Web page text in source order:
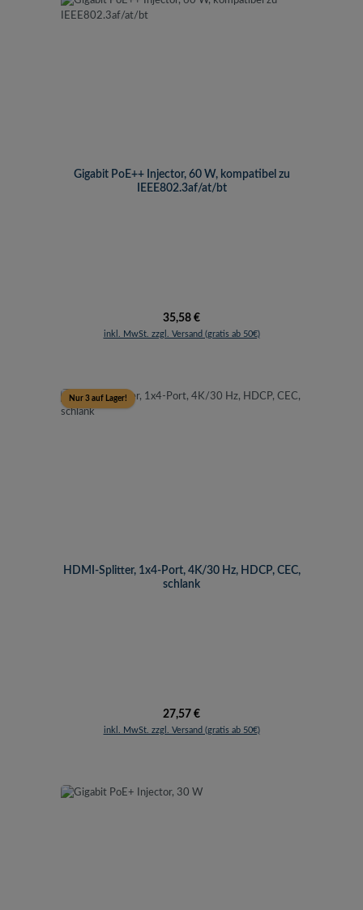
Gigabit PoE++ Injector, 60 W, kompatibel zu
IEEE802.3af/at/bt
Regulärer Preis:
35,58 €
inkl. MwSt. zzgl. Versand (gratis ab 50€)
Nur 3 auf Lager!
HDMI-Splitter, 1x4-Port, 4K/30 Hz, HDCP, CEC,
schlank
Regulärer Preis:
27,57 €
inkl. MwSt. zzgl. Versand (gratis ab 50€)